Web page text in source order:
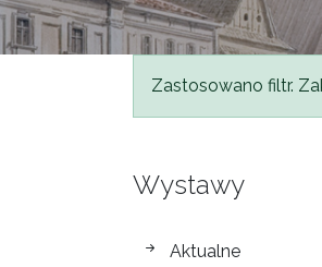
Komunikat
Zastosowano filtr.
Wystawy
wystawy
Aktualne